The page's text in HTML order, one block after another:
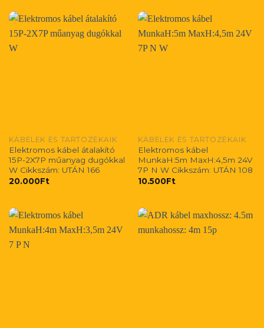
KÁBELEK ÉS TARTOZÉKAIK
Elektromos kábel átalakító
15P-2X7P műanyag dugókkal
W Cikkszám: UTÁN 166
20.000Ft
KÁBELEK ÉS TARTOZÉKAIK
Elektromos kábel
MunkaH:5m MaxH:4,5m 24V
7P N W Cikkszám: UTÁN 108
10.500Ft